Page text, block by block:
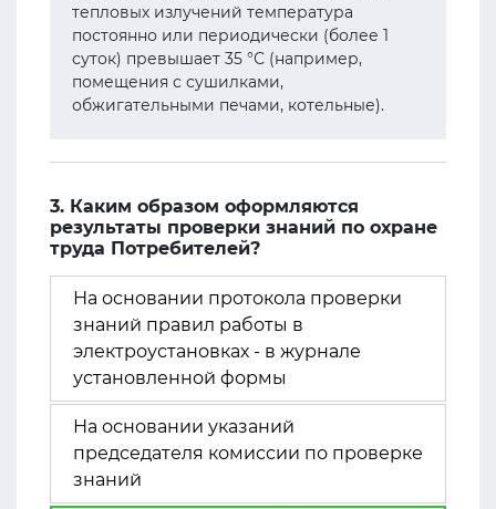
тепловых излучений температура
постоянно или периодически (более 1
суток) превышает 35 °С (например,
помещения с сушилками,
обжигательными печами, котельные).
3. Каким образом оформляются
результаты проверки знаний по охране
труда Потребителей?
На основании протокола проверки
знаний правил работы в
электроустановках - в журнале
установленной формы
На основании указаний
председателя комиссии по проверке
знаний